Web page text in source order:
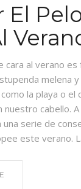
El
cara al verano
melena
la playa o el
nuestro cabello.
serie de
este verano.